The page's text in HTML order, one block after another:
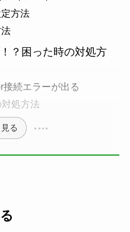
方法
？困った時の対処方
続エラーが出る
処方法
る